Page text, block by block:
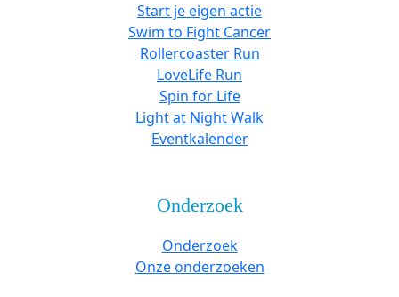
Start je eigen actie
Swim to Fight Cancer
Rollercoaster Run
LoveLife Run
Spin for Life
Light at Night Walk
Eventkalender
Onderzoek
Onderzoek
Onze onderzoeken